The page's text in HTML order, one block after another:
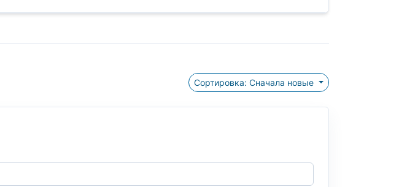
Сортировка: Сначала новые